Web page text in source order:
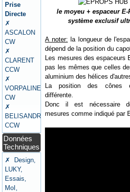
Prise
Directe
✗
ASCALON
CW
✗
CLARENT
CCW
✗
VORPALINE
CW
✗
BELISANDRE
CCW
Données
Techniques
✗ Design,
LUKY,
Essais,
MoI,
le moyeu + espaceur E-
système exclusif
A noter: la longueur de
dépend de la position du
Les mesures des espaceurs
pas les mêmes que celles
aluminium des hélices
La position des cônes
différente.
Donc il est nécessaire
mesures comme indiqué par